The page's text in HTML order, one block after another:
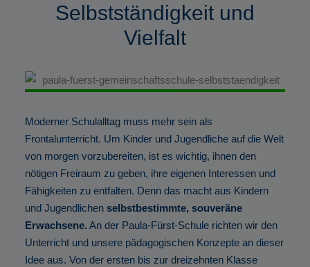
Selbstständigkeit und
Vielfalt
Moderner Schulalltag muss mehr sein als
Frontalunterricht. Um Kinder und Jugendliche auf die Welt
von morgen vorzubereiten, ist es wichtig, ihnen den
nötigen Freiraum zu geben, ihre eigenen Interessen und
Fähigkeiten zu entfalten. Denn das macht aus Kindern
und Jugendlichen selbstbestimmte, souveräne
Erwachsene. An der Paula-Fürst-Schule richten wir den
Unterricht und unsere pädagogischen Konzepte an dieser
Idee aus. Von der ersten bis zur dreizehnten Klasse